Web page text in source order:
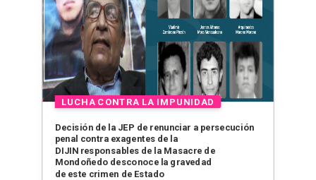
Decisión de la JEP de renunciar a persecución
penal contra exagentes de la
DIJIN responsables de la Masacre de
Mondoñedo desconoce la gravedad
de este crimen de Estado